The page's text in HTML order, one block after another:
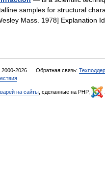
samples for structural
Mass. 1978] Explanation
2026 Обратная связь:
на сайты , сделанные на PHP,